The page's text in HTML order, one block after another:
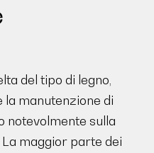
del tipo di legno,
manutenzione di
notevolmente sulla
maggior parte dei